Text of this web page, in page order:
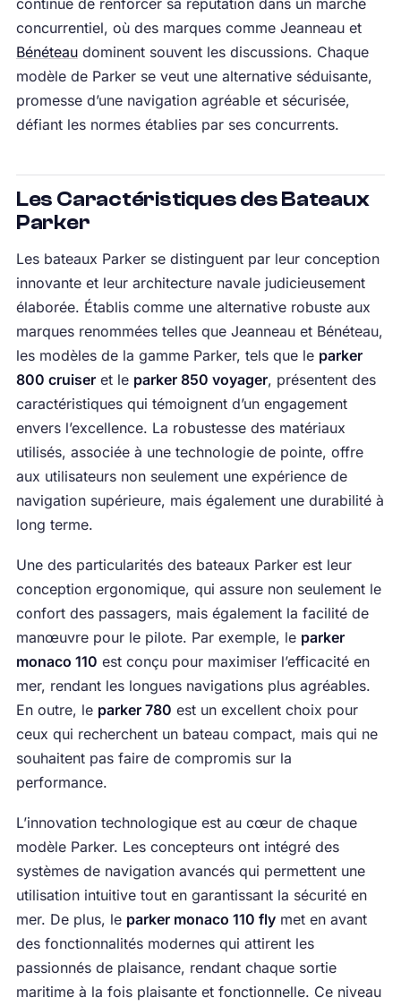
continue de renforcer sa réputation dans un marché
concurrentiel, où des marques comme Jeanneau et
Bénéteaudominent souvent les discussions. Chaque
modèle de Parker se veut une alternative séduisante,
promesse d’une navigation agréable et sécurisée,
défiant les normes établies par ses concurrents.
Les Caractéristiques des Bateaux
Parker
Les bateaux Parker se distinguent par leur conception
innovante et leur architecture navale judicieusement
élaborée. Établis comme une alternative robuste aux
marques renommées telles que Jeanneau et Bénéteau,
les modèles de la gamme Parker, tels que le parker
800 cruiseret le parker 850 voyager, présentent des
caractéristiques qui témoignent d’un engagement
envers l’excellence. La robustesse des matériaux
utilisés, associée à une technologie de pointe, offre
aux utilisateurs non seulement une expérience de
navigation supérieure, mais également une durabilité à
long terme.
Une des particularités des bateaux Parker est leur
conception ergonomique, qui assure non seulement le
confort des passagers, mais également la facilité de
manœuvre pour le pilote. Par exemple, le parker
monaco 110 est conçu pour maximiser l’efficacité en
mer, rendant les longues navigations plus agréables.
En outre, le parker 780 est un excellent choix pour
ceux qui recherchent un bateau compact, mais qui ne
souhaitent pas faire de compromis sur la
performance.
L’innovation technologique est au cœur de chaque
modèle Parker. Les concepteurs ont intégré des
systèmes de navigation avancés qui permettent une
utilisation intuitive tout en garantissant la sécurité en
mer. De plus, le parker monaco 110 flymet en avant
des fonctionnalités modernes qui attirent les
passionnés de plaisance, rendant chaque sortie
maritime à la fois plaisante et fonctionnelle. Ce niveau